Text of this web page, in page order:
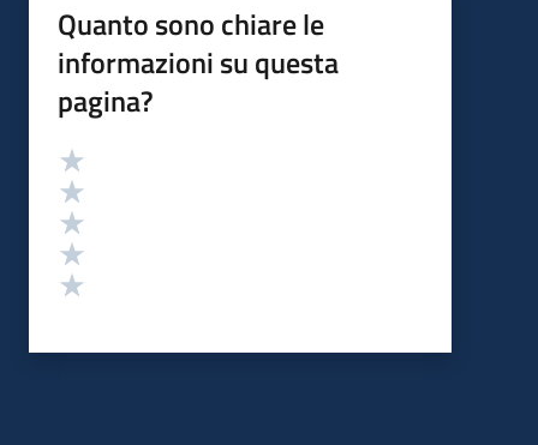
Quanto sono chiare le
informazioni su questa
pagina?
Valutazione